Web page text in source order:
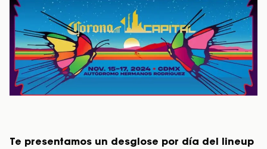
Te presentamos un desglose por día del lineup